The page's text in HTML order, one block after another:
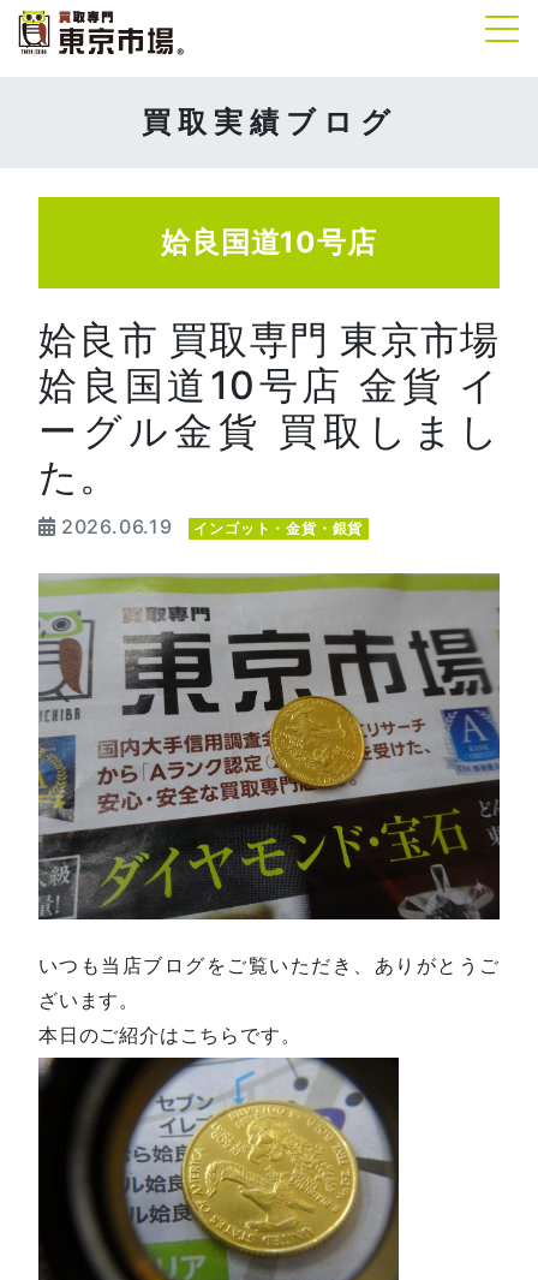
買取実績ブログ
姶良国道10号店
姶良市 買取専門 東京市場
姶良国道10号店 金貨 イ
ーグル金貨 買取しまし
た。
2026.06.19 インゴット・金貨・銀貨
いつも当店ブログをご覧いただき、ありがとうご
ざいます。
本日のご紹介はこちらです。